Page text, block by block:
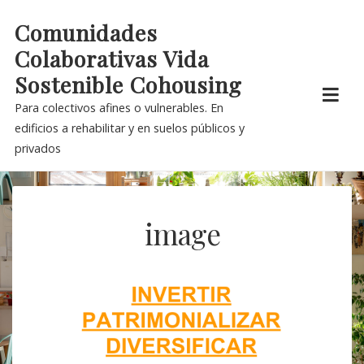
content
Comunidades
Colaborativas Vida
Sostenible Cohousing
Para colectivos afines o vulnerables. En
edificios a rehabilitar y en suelos públicos y
privados
image